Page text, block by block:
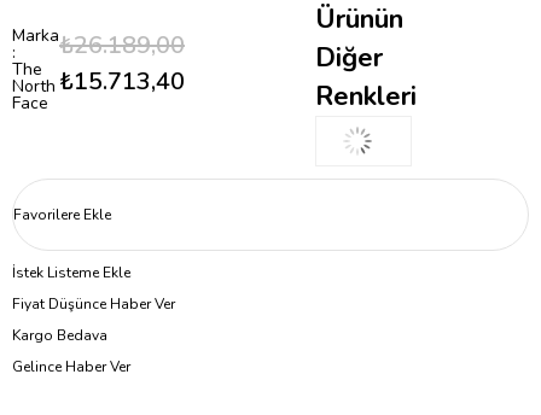
Marka
:
The
North
Face
₺26.189,00
₺15.713,40
Ürünün
Diğer
Renkleri
Favorilere Ekle
İstek Listeme Ekle
Fiyat Düşünce Haber Ver
Kargo Bedava
Gelince Haber Ver